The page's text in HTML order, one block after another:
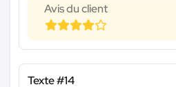
Avis du client
Texte #14